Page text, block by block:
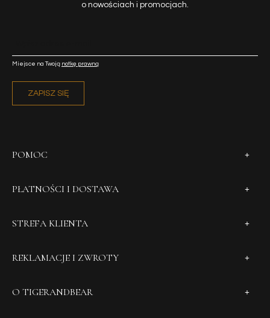
o nowościach i promocjach.
ZAPISZ SIĘ
Miejsce na Twoją notkę prawną
POMOC
PŁATNOŚCI I DOSTAWA
STREFA KLIENTA
REKLAMACJE I ZWROTY
O TIGERANDBEAR